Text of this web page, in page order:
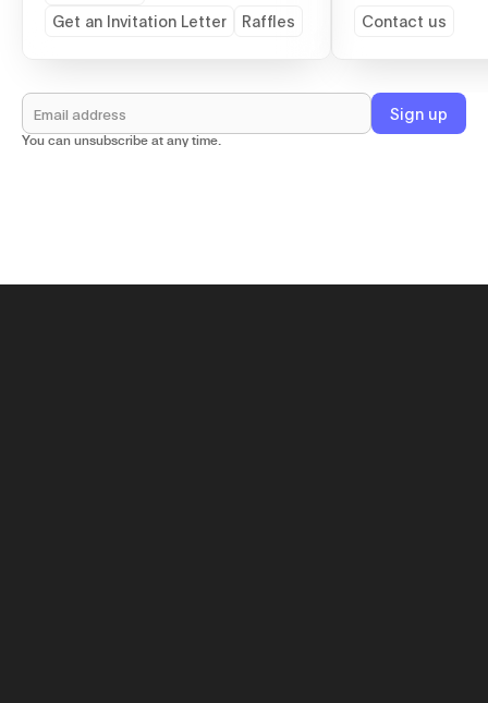
Get an Invitation Letter
Raffles Contact us
You can unsubscribe at any time.